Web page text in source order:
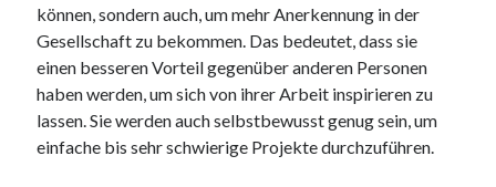
können, sondern auch, um mehr Anerkennung in der
Gesellschaft zu bekommen. Das bedeutet, dass sie
einen besseren Vorteil gegenüber anderen Personen
haben werden, um sich von ihrer Arbeit inspirieren zu
lassen. Sie werden auch selbstbewusst genug sein, um
einfache bis sehr schwierige Projekte durchzuführen.